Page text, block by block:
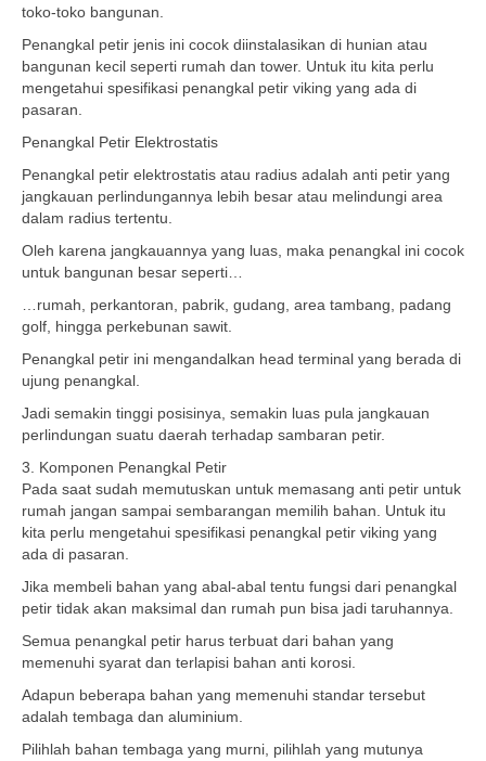
toko-toko bangunan.
Penangkal petir jenis ini cocok diinstalasikan di hunian atau
bangunan kecil seperti rumah dan tower. Untuk itu kita perlu
mengetahui spesifikasi penangkal petir viking yang ada di
pasaran.
Penangkal Petir Elektrostatis
Penangkal petir elektrostatis atau radius adalah anti petir yang
jangkauan perlindungannya lebih besar atau melindungi area
dalam radius tertentu.
Oleh karena jangkauannya yang luas, maka penangkal ini cocok
untuk bangunan besar seperti…
…rumah, perkantoran, pabrik, gudang, area tambang, padang
golf, hingga perkebunan sawit.
Penangkal petir ini mengandalkan head terminal yang berada di
ujung penangkal.
Jadi semakin tinggi posisinya, semakin luas pula jangkauan
perlindungan suatu daerah terhadap sambaran petir.
3. Komponen Penangkal Petir
Pada saat sudah memutuskan untuk memasang anti petir untuk
rumah jangan sampai sembarangan memilih bahan. Untuk itu
kita perlu mengetahui spesifikasi penangkal petir viking yang
ada di pasaran.
Jika membeli bahan yang abal-abal tentu fungsi dari penangkal
petir tidak akan maksimal dan rumah pun bisa jadi taruhannya.
Semua penangkal petir harus terbuat dari bahan yang
memenuhi syarat dan terlapisi bahan anti korosi.
Adapun beberapa bahan yang memenuhi standar tersebut
adalah tembaga dan aluminium.
Pilihlah bahan tembaga yang murni, pilihlah yang mutunya